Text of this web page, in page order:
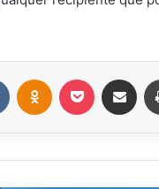
Pocket Compartilhar via e-mail